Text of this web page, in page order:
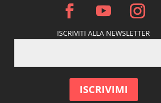
ISCRIVITI ALLA NEWSLETTER